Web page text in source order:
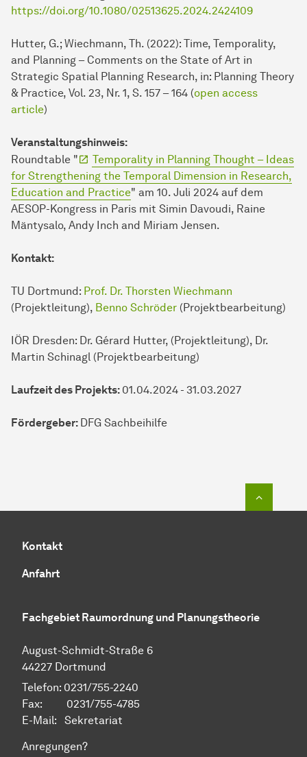
https://doi.org/10.1080/02513625.2024.2424109
Hutter, G.; Wiechmann, Th. (2022): Time, Temporality,
and Planning – Comments on the State of Art in
Strategic Spatial Planning Research, in: Planning Theory
& Practice, Vol. 23, Nr. 1, S. 157 – 164 (open access
article)
Veranstaltungshinweis:
Roundtable "
Temporality in Planning Thought – Ideas
for Strengthening the Temporal Dimension in Research,
Education and Practice" am 10. Juli 2024 auf dem
AESOP-Kongress in Paris mit Simin Davoudi, Raine
Mäntysalo, Andy Inch and Miriam Jensen.
Kontakt:
TU Dortmund: Prof. Dr. Thorsten Wiechmann
(Projektleitung), Benno Schröder (Projektbearbeitung)
IÖR Dresden: Dr. Gérard Hutter, (Projektleitung), Dr.
Martin Schinagl (Projektbearbeitung)
Laufzeit des Projekts: 01.04.2024 - 31.03.2027
Fördergeber: DFG Sachbeihilfe
Kontakt
Anfahrt
Fachgebiet Raumordnung und Planungstheorie
August-Schmidt-Straße 6
44227 Dortmund
Telefon: 0231/755-2240
Fax: 0231/755-4785
E-Mail: Sekretariat
Anregungen?